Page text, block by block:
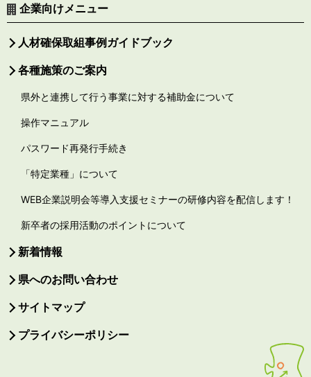
企業向けメニュー
人材確保取組事例ガイドブック
各種施策のご案内
県外と連携して行う事業に対する補助金について
操作マニュアル
パスワード再発行手続き
「特定業種」について
WEB企業説明会等導入支援セミナーの研修内容を配信します！
新卒者の採用活動のポイントについて
新着情報
県へのお問い合わせ
サイトマップ
プライバシーポリシー